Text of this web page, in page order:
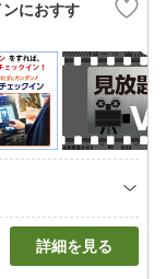
ンにおすす
詳細を見る